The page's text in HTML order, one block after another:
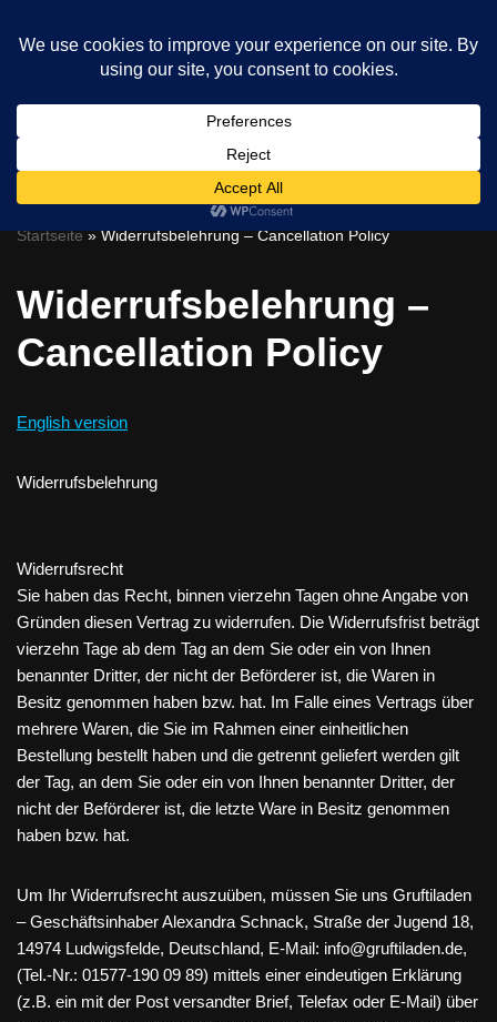
content
0
Startseite»Widerrufsbelehrung – Cancellation Policy
Widerrufsbelehrung –
Cancellation Policy
English version
Widerrufsbelehrung
Widerrufsrecht
Sie haben das Recht, binnen vierzehn Tagen ohne Angabe von
Gründen diesen Vertrag zu widerrufen. Die Widerrufsfrist beträgt
vierzehn Tage ab dem Tag an dem Sie oder ein von Ihnen
benannter Dritter, der nicht der Beförderer ist, die Waren in
Besitz genommen haben bzw. hat. Im Falle eines Vertrags über
mehrere Waren, die Sie im Rahmen einer einheitlichen
Bestellung bestellt haben und die getrennt geliefert werden gilt
der Tag, an dem Sie oder ein von Ihnen benannter Dritter, der
nicht der Beförderer ist, die letzte Ware in Besitz genommen
haben bzw. hat.
Um Ihr Widerrufsrecht auszuüben, müssen Sie uns Gruftiladen
– Geschäftsinhaber Alexandra Schnack, Straße der Jugend 18,
14974 Ludwigsfelde, Deutschland, E-Mail: info@gruftiladen.de,
(Tel.-Nr.: 01577-190 09 89) mittels einer eindeutigen Erklärung
(z.B. ein mit der Post versandter Brief, Telefax oder E-Mail) über